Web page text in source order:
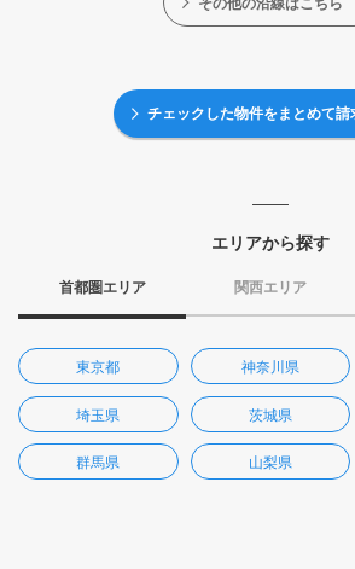
チェックした物件をまとめて請
エリアから探す
首都圏エリア 関西エリア
東京都 神奈川県
埼玉県 茨城県
群馬県 山梨県